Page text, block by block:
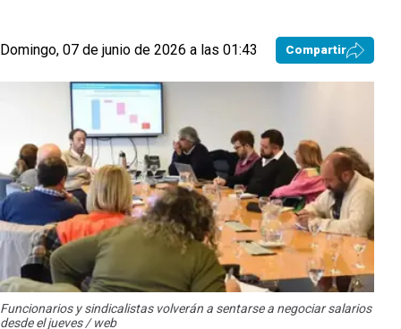
Domingo, 07 de junio de 2026 a las 01:43 Compartir
Funcionarios y sindicalistas volverán a sentarse a negociar salarios
desde el jueves / web